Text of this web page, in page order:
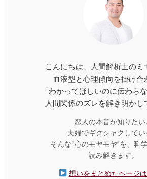
こんにちは、人間解析士のミ
血液型と心理傾向を掛け合
「わかってほしいのに伝わら
人間関係のズレを解き明かし
恋人の本音が知りたい
夫婦でギクシャクしてい
そんな“心のモヤモヤ”を、科
読み解きます。
想いをまとめたページ